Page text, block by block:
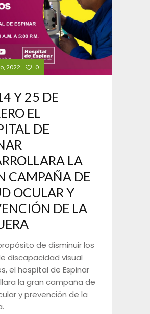
2022 0
Y 25 DE
EL
DE
LA
CAMPAÑA DE
OCULAR Y
DE LA
de disminuir los
discapacidad visual
el hospital de Espinar
la gran campaña de
y prevención de la